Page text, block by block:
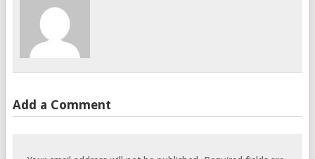
Add a Comment